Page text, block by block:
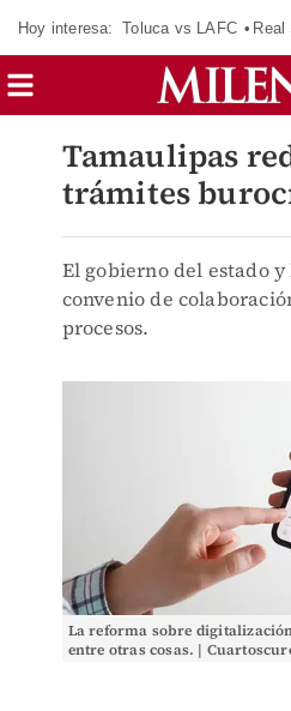
Hoy interesa: Toluca vs LAFC Real
Tamaulipas
trámites
El gobierno del estado
convenio de
procesos.
La reforma sobre
entre otras cosas. |